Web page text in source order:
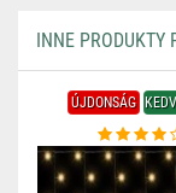
INNE PRODUKTY
ÚJDONSÁG